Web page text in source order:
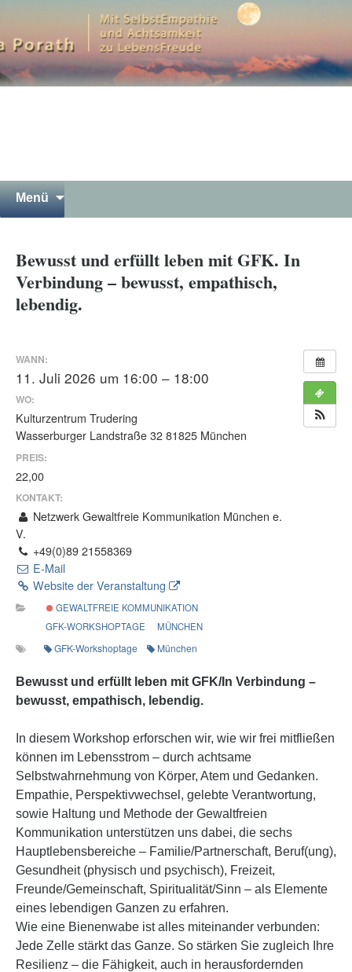
Petra Porath – Bergwandern
Luna Yoga Gewaltfreie
Mit SelbstEmpathie und Achtsamkeit zu
LebensFreude
Menü
zum
Bewusst und erfüllt leben mit GFK. In
Verbindung – bewusst, empathisch,
lebendig.
WANN:
11. Juli 2026 um 16:00 – 18:00
WO:
Kulturzentrum Trudering
Wasserburger Landstraße 32 81825 München
PREIS:
22,00
KONTAKT:
Netzwerk Gewaltfreie Kommunikation München e.
V.
+49(0)89 21558369
E-Mail
Website der Veranstaltung
GEWALTFREIE KOMMUNIKATION
GFK-WORKSHOPTAGE
MÜNCHEN
GFK-Workshoptage München
Bewusst und erfüllt leben mit GFK/In Verbindung –
bewusst, empathisch, lebendig.
In diesem Workshop erforschen wir, wie wir frei mitfließen
können im Lebensstrom – durch achtsame
Selbstwahrnehmung von Körper, Atem und Gedanken.
Empathie, Perspektivwechsel, gelebte Verantwortung,
sowie Haltung und Methode der Gewaltfreien
Kommunikation unterstützen uns dabei, die sechs
Hauptlebensbereiche – Familie/Partnerschaft, Beruf(ung),
Gesundheit (physisch und psychisch), Freizeit,
Freunde/Gemeinschaft, Spiritualität/Sinn – als Elemente
eines lebendigen Ganzen zu erfahren.
Wie eine Bienenwabe ist alles miteinander verbunden:
Jede Zelle stärkt das Ganze. So stärken Sie zugleich Ihre
Resilienz – die Fähigkeit, auch in herausfordernden